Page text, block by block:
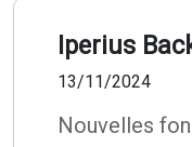
Iperius
13/11/2024
Nouvelles